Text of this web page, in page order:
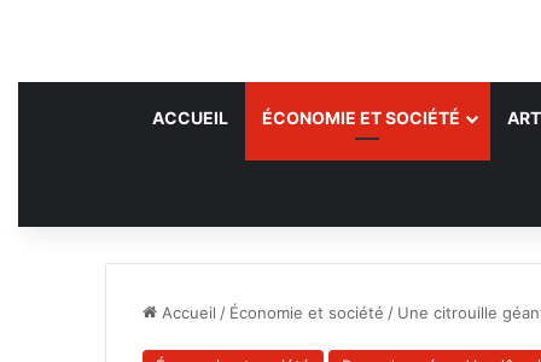
ACCUEIL ÉCONOMIE ET SOCIÉTÉ
Accueil / Économie et société / Une citrouille